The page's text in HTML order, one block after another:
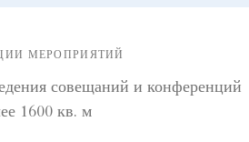
МЕРОПРИЯТИЙ
совещаний и конференций
1600 кв. м